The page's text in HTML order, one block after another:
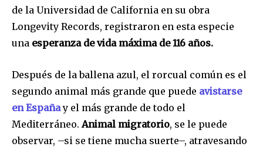
de la Universidad de California en su obra
Longevity Records, registraron en esta especie
una esperanza de vida máxima de 116 años.
Después de la ballena azul, el rorcual común es el
segundo animal más grande que puede avistarse
en Españay el más grande de todo el
Mediterráneo. Animal migratorio, se le puede
observar, –si se tiene mucha suerte–, atravesando